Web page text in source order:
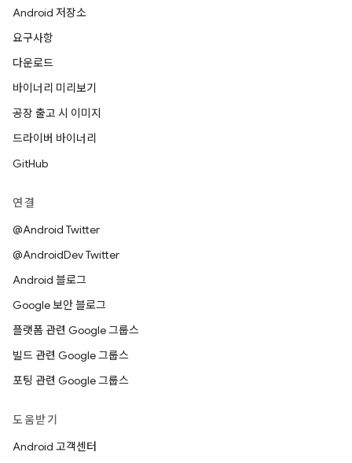
Android 저장소
요구사항
다운로드
바이너리 미리보기
공장 출고 시 이미지
드라이버 바이너리
GitHub
연결
@Android Twitter
@AndroidDev Twitter
Android 블로그
Google 보안 블로그
플랫폼 관련 Google 그룹스
빌드 관련 Google 그룹스
포팅 관련 Google 그룹스
도움받기
Android 고객센터